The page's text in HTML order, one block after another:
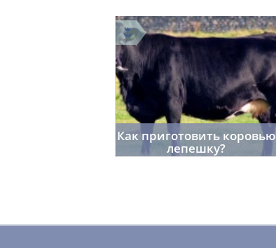
Как приготовить коровью
лепешку?